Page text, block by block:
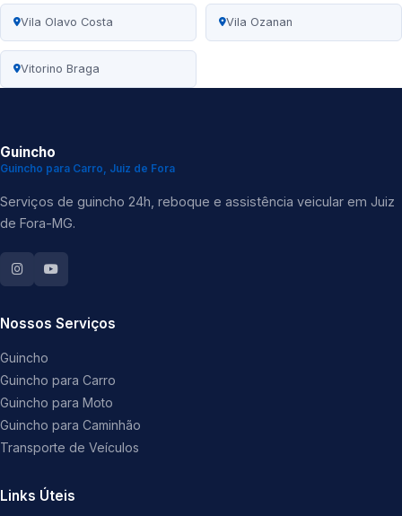
Vila Olavo Costa Vila Ozanan
Vitorino Braga
Guincho
Guincho para Carro, Juiz de Fora
Serviços de guincho 24h, reboque e assistência veicular em Juiz
de Fora-MG.
Nossos Serviços
Guincho
Guincho para Carro
Guincho para Moto
Guincho para Caminhão
Transporte de Veículos
Links Úteis